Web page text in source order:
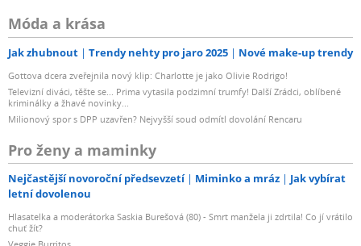
Móda a krása
Jak zhubnout Trendy nehty pro jaro 2025 Nové make-up trendy
Gottova dcera zveřejnila nový klip: Charlotte je jako Olivie Rodrigo!
Televizní diváci, těšte se... Prima vytasila podzimní trumfy! Další Zrádci, oblíbené
kriminálky a žhavé novinky...
Milionový spor s DPP uzavřen? Nejvyšší soud odmítl dovolání Rencaru
Pro ženy a maminky
Nejčastější novoroční předsevzetí Miminko a mráz
Jak vybírat
letní dovolenou
Hlasatelka a moderátorka Saskia Burešová (80) - Smrt manžela ji zdrtila! Co jí vrátilo
chuť žít?